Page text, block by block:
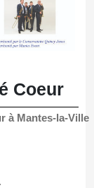
Coeur
à Mantes-la-Ville